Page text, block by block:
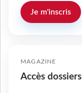
Je m'inscris
MAGAZINE
Accès dossiers